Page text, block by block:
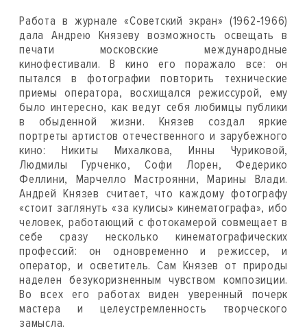
Работа в журнале «Советский экран» (1962-1966)
дала Андрею Князеву возможность освещать в
печати московские международные
кинофестивали. В кино его поражало все: он
пытался в фотографии повторить технические
приемы оператора, восхищался режиссурой, ему
было интересно, как ведут себя любимцы публики
в обыденной жизни. Князев создал яркие
портреты артистов отечественного и зарубежного
кино: Никиты Михалкова, Инны Чуриковой,
Людмилы Гурченко, Софи Лорен, Федерико
Феллини, Марчелло Мастроянни, Марины Влади.
Андрей Князев считает, что каждому фотографу
«стоит заглянуть «за кулисы» кинематографа», ибо
человек, работающий с фотокамерой совмещает в
себе сразу несколько кинематографических
профессий: он одновременно и режиссер, и
оператор, и осветитель. Сам Князев от природы
наделен безукоризненным чувством композиции.
Во всех его работах виден уверенный почерк
мастера и целеустремленность творческого
замысла.